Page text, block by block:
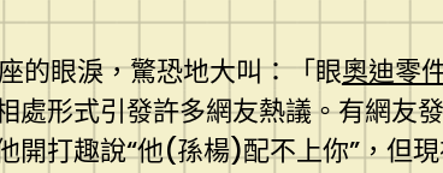
的眼淚，驚恐地大叫：「眼奧迪零
處形式引發許多網友熱議。有網友發
開打趣說“他(孫楊)配不上你”，但